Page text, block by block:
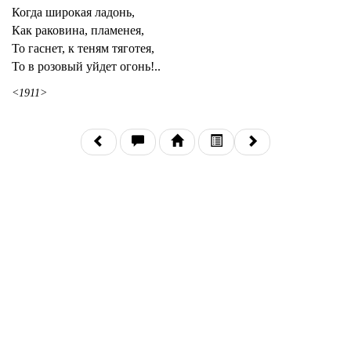
Когда широкая ладонь,
Как раковина, пламенея,
То гаснет, к теням тяготея,
То в розовый уйдет огонь!..
<1911>